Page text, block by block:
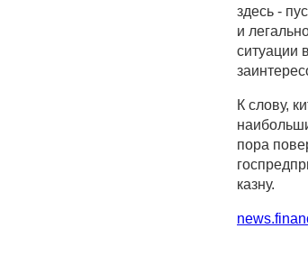
здесь -
и
ситуации
К слову,
пора
казну.